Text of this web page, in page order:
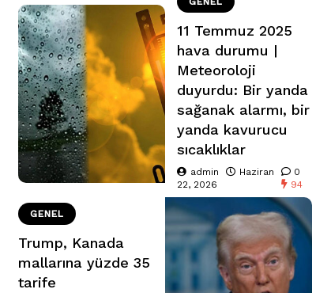
11 Temmuz 2025
hava durumu |
Meteoroloji
duyurdu: Bir yanda
sağanak alarmı, bir
yanda kavurucu
sıcaklıklar
admin
Haziran
22, 2026
0
94
GENEL
Trump, Kanada
mallarına yüzde 35
tarife